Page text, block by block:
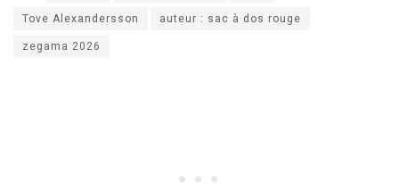
Tove Alexandersson
auteur : sac à dos rouge
zegama 2026